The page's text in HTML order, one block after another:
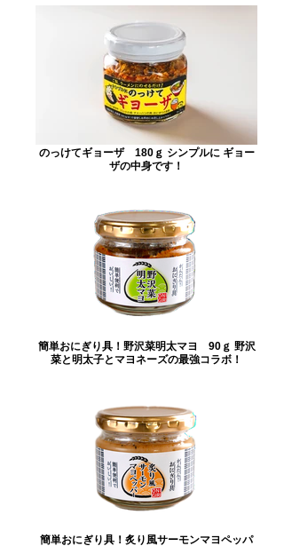
のっけてギョーザ 180ｇ シンプルに ギョー
ザの中身です！
簡単おにぎり具！野沢菜明太マヨ 90ｇ 野沢
菜と明太子とマヨネーズの最強コラボ！
簡単おにぎり具！炙り風サーモンマヨペッパ